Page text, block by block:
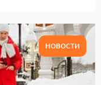
НОВОСТИ